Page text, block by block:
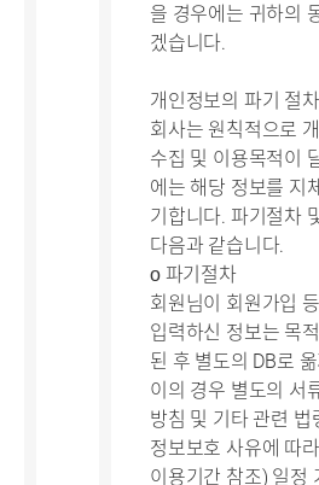
을 경우에는 귀하의
겠습니다.
개인정보의 파기 절
회사는 원칙적으로
수집 및 이용목적이
에는 해당 정보를 지
기합니다. 파기절차
다음과 같습니다.
ο 파기절차
회원님이 회원가입
입력하신 정보는 목
된 후 별도의 DB로
이의 경우 별도의 서
방침 및 기타 관련 법
정보보호 사유에 따
이용기간 참조) 일정